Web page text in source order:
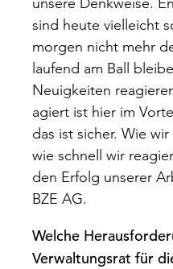
sind heute vielleicht
morgen nicht mehr
laufend am Ball
Neuigkeiten
agiert ist hier im
das ist sicher. Wie
wie schnell wir
den Erfolg unserer
BZE AG.
Welche
Verwaltungsrat für